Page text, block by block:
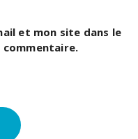
et mon site dans le